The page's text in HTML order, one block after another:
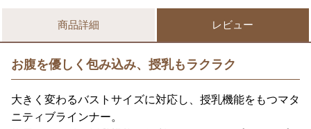
商品詳細 レビュー
お腹を優しく包み込み、授乳もラクラク
大きく変わるバストサイズに対応し、授乳機能をもつマタ
ニティブラインナー。